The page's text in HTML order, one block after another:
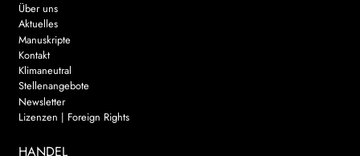
Über uns
Aktuelles
Manuskripte
Kontakt
Klimaneutral
Stellenangebote
Newsletter
Lizenzen | Foreign Rights
HANDEL